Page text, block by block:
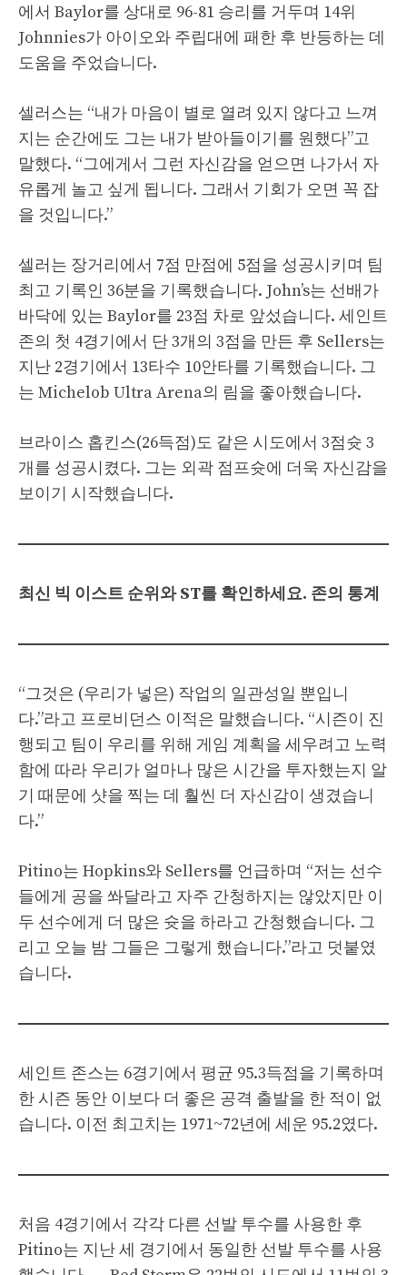
에서 Baylor를 상대로 96-81 승리를 거두며 14위
Johnnies가 아이오와 주립대에 패한 후 반등하는 데
도움을 주었습니다.
셀러스는 “내가 마음이 별로 열려 있지 않다고 느껴
지는 순간에도 그는 내가 받아들이기를 원했다”고
말했다. “그에게서 그런 자신감을 얻으면 나가서 자
유롭게 놀고 싶게 됩니다. 그래서 기회가 오면 꼭 잡
을 것입니다.”
셀러는 장거리에서 7점 만점에 5점을 성공시키며 팀
최고 기록인 36분을 기록했습니다. John’s는 선배가
바닥에 있는 Baylor를 23점 차로 앞섰습니다. 세인트
존의 첫 4경기에서 단 3개의 3점을 만든 후 Sellers는
지난 2경기에서 13타수 10안타를 기록했습니다. 그
는 Michelob Ultra Arena의 림을 좋아했습니다.
브라이스 홉킨스(26득점)도 같은 시도에서 3점슛 3
개를 성공시켰다. 그는 외곽 점프슛에 더욱 자신감을
보이기 시작했습니다.
최신 빅 이스트 순위와 ST를 확인하세요. 존의 통계
“그것은 (우리가 넣은) 작업의 일관성일 뿐입니
다.”라고 프로비던스 이적은 말했습니다. “시즌이 진
행되고 팀이 우리를 위해 게임 계획을 세우려고 노력
함에 따라 우리가 얼마나 많은 시간을 투자했는지 알
기 때문에 샷을 찍는 데 훨씬 더 자신감이 생겼습니
다.”
Pitino는 Hopkins와 Sellers를 언급하며 “저는 선수
들에게 공을 쏴달라고 자주 간청하지는 않았지만 이
두 선수에게 더 많은 슛을 하라고 간청했습니다. 그
리고 오늘 밤 그들은 그렇게 했습니다.”라고 덧붙였
습니다.
세인트 존스는 6경기에서 평균 95.3득점을 기록하며
한 시즌 동안 이보다 더 좋은 공격 출발을 한 적이 없
습니다. 이전 최고치는 1971~72년에 세운 95.2였다.
처음 4경기에서 각각 다른 선발 투수를 사용한 후
Pitino는 지난 세 경기에서 동일한 선발 투수를 사용